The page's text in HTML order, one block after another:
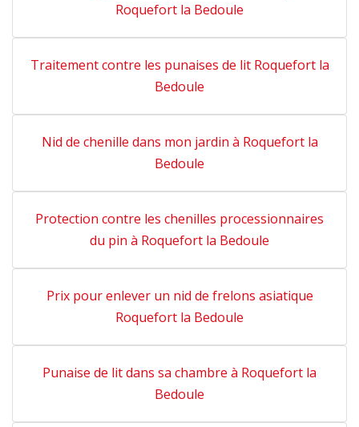
Roquefort la Bedoule
Traitement contre les punaises de lit Roquefort la
Bedoule
Nid de chenille dans mon jardin à Roquefort la
Bedoule
Protection contre les chenilles processionnaires
du pin à Roquefort la Bedoule
Prix pour enlever un nid de frelons asiatique
Roquefort la Bedoule
Punaise de lit dans sa chambre à Roquefort la
Bedoule